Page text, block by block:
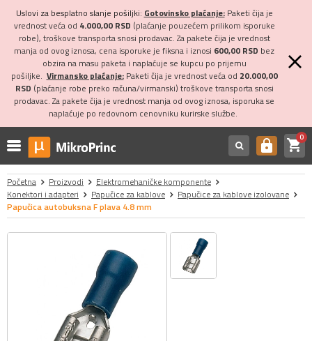
Uslovi za besplatno slanje pošiljki: Gotovinsko plaćanje:Paketi čija je
vrednost veća od 4.000,00 RSD (plaćanje pouzećem prilikom isporuke
robe), troškove transporta snosi prodavac. Za pakete čija je vrednost
manja od ovog iznosa, cena isporuke je fiksna i iznosi 600,00 RSD bez
obzira na masu paketa i naplaćuje se kupcu po prijemu
pošiljke. Virmansko plaćanje:Paketi čija je vrednost veća od 20.000,00
RSD (plaćanje robe preko računa/virmanski) troškove transporta snosi
prodavac. Za pakete čija je vrednost manja od ovog iznosa, isporuka se
naplaćuje po redovnom cenovniku kurirske službe.
https shopping_cart0
Početna Proizvodi
Elektromehaničke komponente
Konektori i adapteri
Papučice za kablove
Papučice za kablove izolovane
Papučica autobuksna F plava 4.8 mm